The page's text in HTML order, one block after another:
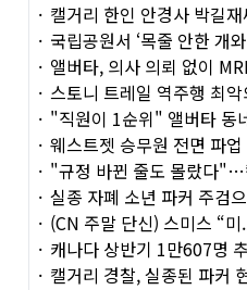
캘거리 한인 안경사 박길
국립공원서 ‘목줄 안한 개
앨버타, 의사 의뢰 없이
스토니 트레일 역주행 최
"직원이 1순위" 앨버타 동
웨스트젯 승무원 전면 파
"규정 바뀐 줄도 몰랐다"…
실종 자폐 소년 파커 주검
(CN 주말 단신) 스미스 “미
캐나다 상반기 1만607명
캘거리 경찰, 실종된 파커